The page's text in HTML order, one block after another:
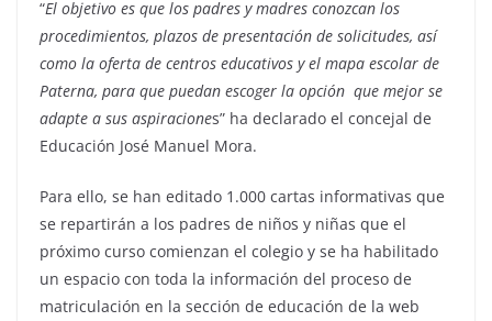
“El objetivo es que los padres y madres conozcan los
procedimientos, plazos de presentación de solicitudes, así
como la oferta de centros educativos y el mapa escolar de
Paterna, para que puedan escoger la opción que mejor se
adapte a sus aspiraciones” ha declarado el concejal de
Educación José Manuel Mora.
Para ello, se han editado 1.000 cartas informativas que
se repartirán a los padres de niños y niñas que el
próximo curso comienzan el colegio y se ha habilitado
un espacio con toda la información del proceso de
matriculación en la sección de educación de la web